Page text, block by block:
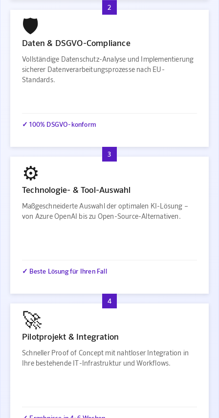
2
🛡️
Daten & DSGVO-Compliance
Vollständige Datenschutz-Analyse und Implementierung
sicherer Datenverarbeitungsprozesse nach EU-
Standards.
✓ 100% DSGVO-konform
3
⚙️
Technologie- & Tool-Auswahl
Maßgeschneiderte Auswahl der optimalen KI-Lösung –
von Azure OpenAI bis zu Open-Source-Alternativen.
✓ Beste Lösung für Ihren Fall
4
🚀
Pilotprojekt & Integration
Schneller Proof of Concept mit nahtloser Integration in
Ihre bestehende IT-Infrastruktur und Workflows.